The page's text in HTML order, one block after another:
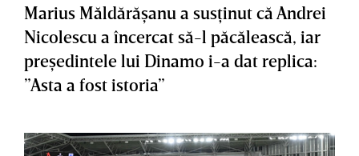
Marius Măldărăşanu a susţinut că Andrei
Nicolescu a încercat să-l păcălească, iar
preşedintele lui Dinamo i-a dat replica:
”Asta a fost istoria”